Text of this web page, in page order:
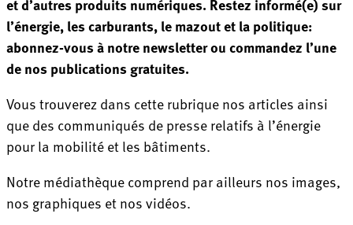
l’énergie, les carburants, le mazout et la politique:
abonnez-vous à notre newsletter ou commandez l’une
de nos publications gratuites.
Vous trouverez dans cette rubrique nos articles ainsi
que des communiqués de presse relatifs à l’énergie
pour la mobilité et les bâtiments.
Notre médiathèque comprend par ailleurs nos images,
nos graphiques et nos vidéos.